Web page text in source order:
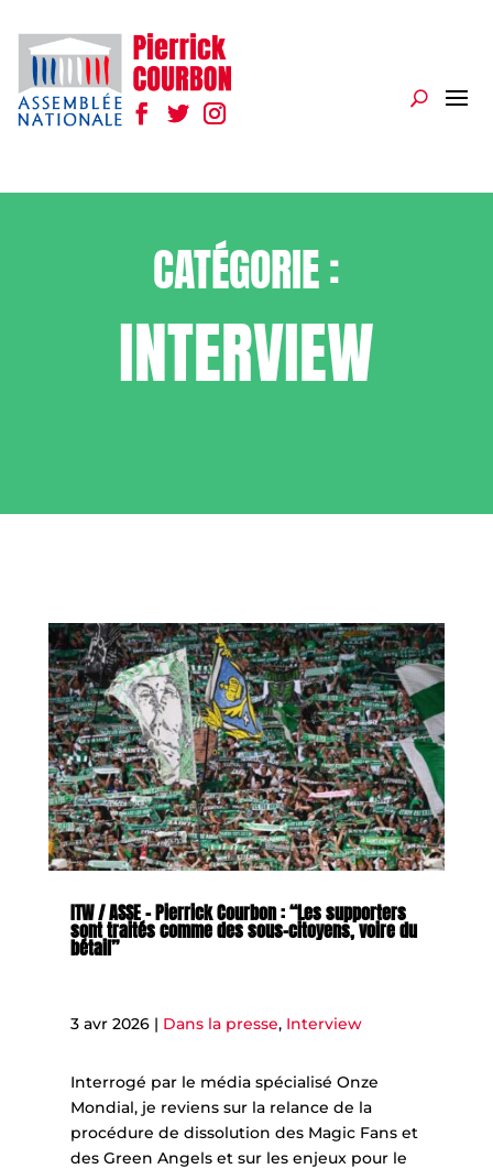
CATÉGORIE :
INTERVIEW
ITW / ASSE – Pierrick Courbon : “Les supporters
sont traités comme des sous-citoyens, voire du
bétail”
3 avr 2026| Dans la presse, Interview
Interrogé par le média spécialisé Onze
Mondial, je reviens sur la relance de la
procédure de dissolution des Magic Fans et
des Green Angels et sur les enjeux pour le